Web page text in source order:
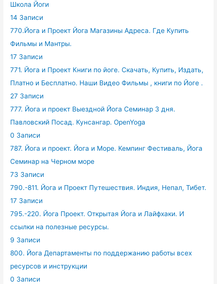
Школа Йоги
14 Записи
770.Йога и Проект Йога Магазины Адреса. Где Купить
Фильмы и Мантры.
17 Записи
771. Йога и Проект Книги по йоге. Скачать, Купить, Издать,
Платно и Бесплатно. Наши Видео Фильмы , книги по Йоге .
27 Записи
777. Йога и проект Выездной Йога Семинар 3 дня.
Павловский Посад. Кунсангар. OpenYoga
0 Записи
787. Йога и проект. Йога и Море. Кемпинг Фестиваль, Йога
Семинар на Черном море
73 Записи
790.-811. Йога и Проект Путешествия. Индия, Непал, Тибет.
17 Записи
795.-220. Йога Проект. Открытая Йога и Лайфхаки. И
ссылки на полезные ресурсы.
9 Записи
800. Йога Департаменты по поддержанию работы всех
ресурсов и инструкции
0 Записи